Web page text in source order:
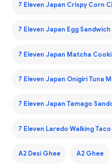
7 Eleven Japan Crispy Corn
7 Eleven Japan Egg Sandwich
7 Eleven Japan Matcha
7 Eleven Japan Onigiri Tuna
7 Eleven Japan Tamago
7 Eleven Laredo Walking Taco
A2 Desi Ghee A2 Ghee